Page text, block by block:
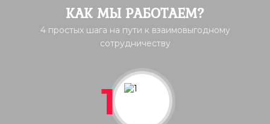
КАК МЫ РАБОТАЕМ?
4 простых шага на пути к взаимовыгодному
сотрудничеству
1